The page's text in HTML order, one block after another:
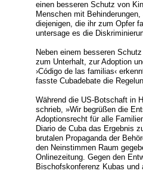
einen besseren Schutz von
Menschen mit
diejenigen, die ihr zum Opfer
untersage es die
Neben einem besseren
zum Unterhalt, zur Adoption
›Código de las familias‹
fasste Cubadebate die
Während die US-Botschaft in
schrieb, »Wir begrüßen die
Adoptionsrecht für alle
Diario de Cuba das Ergebnis
brutalen Propaganda der
den Neinstimmen Raum
Onlinezeitung. Gegen den
Bischofskonferenz Kubas